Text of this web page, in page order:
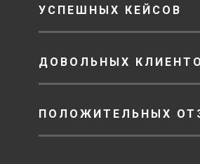
УСПЕШНЫХ КЕЙСОВ
ДОВОЛЬНЫХ
ПОЛОЖИТЕЛЬНЫХ